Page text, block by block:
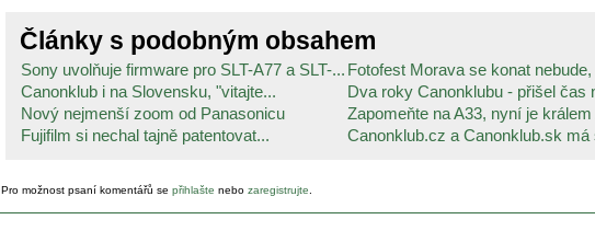
Články s podobným obsahem
Sony uvolňuje firmware pro SLT-A77 a SLT-... Fotofest Morava se konat
Canonklub i na Slovensku, "vitajte...
Dva roky Canonklubu - přišel čas
Nový nejmenší zoom od Panasonicu
Zapomeňte na A33, nyní je králem
Fujifilm si nechal tajně patentovat...
Canonklub.cz a Canonklub.sk má
Pro možnost psaní komentářů se přihlašte nebo zaregistrujte